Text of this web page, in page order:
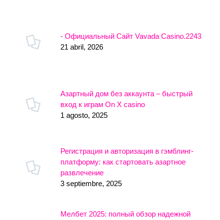
- Официальный Сайт Vavada Casino.2243
21 abril, 2026
Азартный дом без аккаунта – быстрый
вход к играм On X casino
1 agosto, 2025
Регистрация и авторизация в гэмблинг-
платформу: как стартовать азартное
развлечение
3 septiembre, 2025
Мелбет 2025: полный обзор надежной